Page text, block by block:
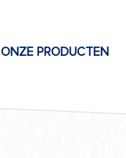
ONZE PRODUCTEN